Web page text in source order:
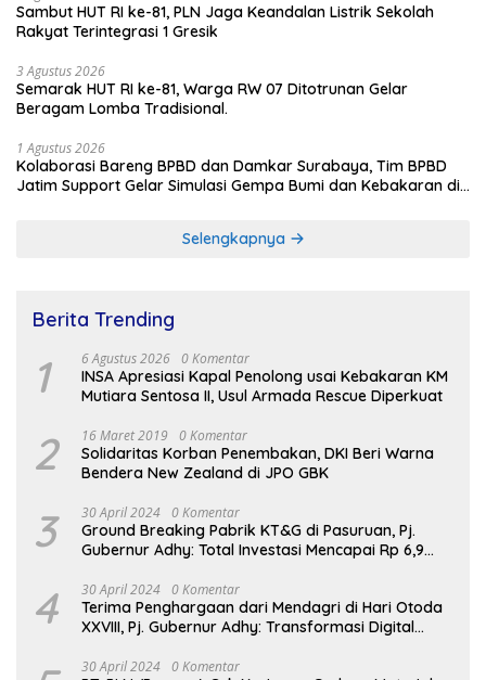
Sambut HUT RI ke-81, PLN Jaga Keandalan Listrik Sekolah
Rakyat Terintegrasi 1 Gresik
3 Agustus 2026
Semarak HUT RI ke-81, Warga RW 07 Ditotrunan Gelar
Beragam Lomba Tradisional.
1 Agustus 2026
Kolaborasi Bareng BPBD dan Damkar Surabaya, Tim BPBD
Jatim Support Gelar Simulasi Gempa Bumi dan Kebakaran di
Selengkapnya
Berita Trending
1 6 Agustus 2026 0 Komentar
INSA Apresiasi Kapal Penolong usai Kebakaran KM
Mutiara Sentosa II, Usul Armada Rescue Diperkuat
2 16 Maret 2019 0 Komentar
Solidaritas Korban Penembakan, DKI Beri Warna
Bendera New Zealand di JPO GBK
3 30 April 2024 0 Komentar
Ground Breaking Pabrik KT&G di Pasuruan, Pj.
Gubernur Adhy: Total Investasi Mencapai Rp 6,9
4 30 April 2024 0 Komentar
Terima Penghargaan dari Mendagri di Hari Otoda
XXVIII, Pj. Gubernur Adhy: Transformasi Digital
Keberhasilan Jatim
30 April 2024 0 Komentar